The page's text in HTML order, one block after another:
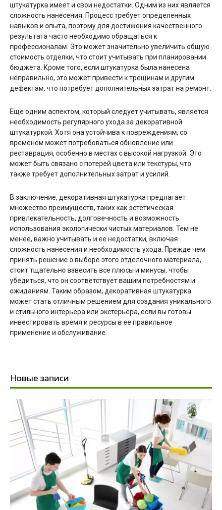
штукатурка имеет и свои недостатки. Одним из них является
сложность нанесения. Процесс требует определенных
навыков и опыта, поэтому для достижения качественного
результата часто необходимо обращаться к
профессионалам. Это может значительно увеличить общую
стоимость отделки, что стоит учитывать при планировании
бюджета. Кроме того, если штукатурка была нанесена
неправильно, это может привести к трещинам и другим
дефектам, что потребует дополнительных затрат на ремонт.
Еще одним аспектом, который следует учитывать, является
необходимость регулярного ухода за декоративной
штукатуркой. Хотя она устойчива к повреждениям, со
временем может потребоваться обновление или
реставрация, особенно в местах с высокой нагрузкой. Это
может быть связано с потерей цвета или текстуры, что
также требует дополнительных затрат и усилий.
В заключение, декоративная штукатурка предлагает
множество преимуществ, таких как эстетическая
привлекательность, долговечность и возможность
использования экологически чистых материалов. Тем не
менее, важно учитывать и ее недостатки, включая
сложность нанесения и необходимость ухода. Прежде чем
принять решение о выборе этого отделочного материала,
стоит тщательно взвесить все плюсы и минусы, чтобы
убедиться, что он соответствует вашим потребностям и
ожиданиям. Таким образом, декоративная штукатурка
может стать отличным решением для создания уникального
и стильного интерьера или экстерьера, если вы готовы
инвестировать время и ресурсы в ее правильное
применение и обслуживание.
Новые записи